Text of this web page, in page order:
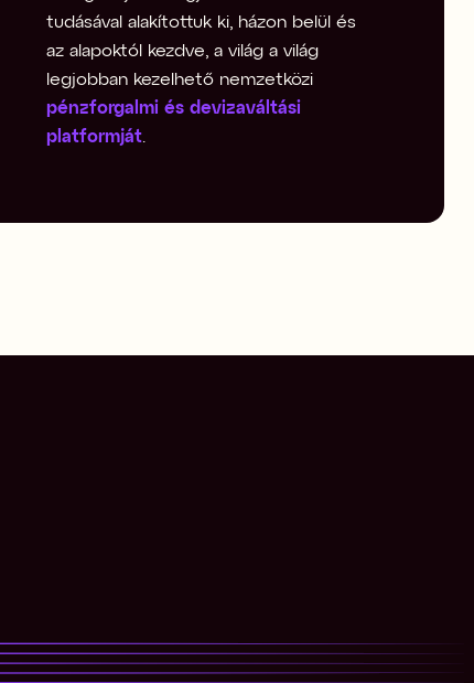
tudásával alakítottuk ki, házon belül és
az alapoktól kezdve, a világ a világ
pénzforgalmi és devizaváltási
platformját.